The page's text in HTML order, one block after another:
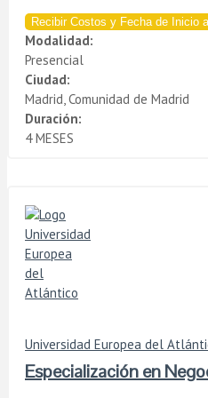
Recibir Costos y Fecha de Inicio
Modalidad:
Presencial
Ciudad:
Madrid, Comunidad de Madrid
Duración:
4 MESES
Universidad Europea del
Especialización en